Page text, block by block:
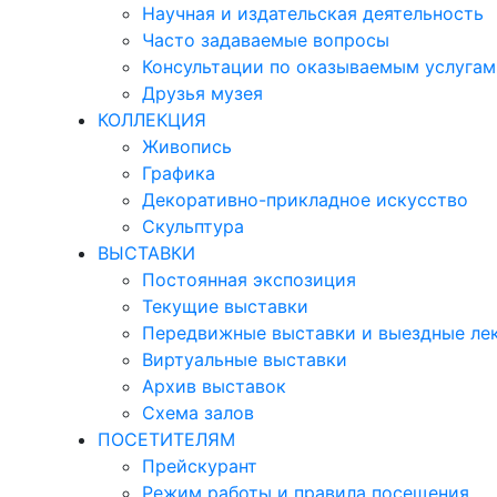
Научная и издательская деятельность
Часто задаваемые вопросы
Консультации по оказываемым услугам
Друзья музея
КОЛЛЕКЦИЯ
Живопись
Графика
Декоративно-прикладное искусство
Скульптура
ВЫСТАВКИ
Постоянная экспозиция
Текущие выставки
Передвижные выставки и выездные
Виртуальные выставки
Архив выставок
Схема залов
ПОСЕТИТЕЛЯМ
Прейскурант
Режим работы и правила посещения